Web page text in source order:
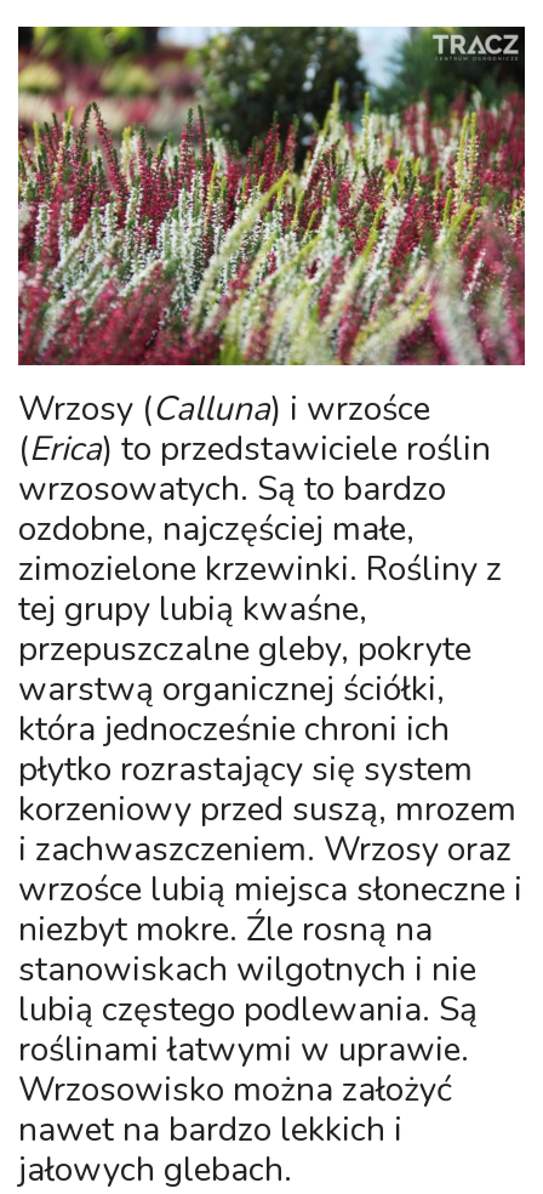
Wrzosy (Calluna) i wrzośce
(Erica) to przedstawiciele roślin
wrzosowatych. Są to bardzo
ozdobne, najczęściej małe,
zimozielone krzewinki. Rośliny z
tej grupy lubią kwaśne,
przepuszczalne gleby, pokryte
warstwą organicznej ściółki,
która jednocześnie chroni ich
płytko rozrastający się system
korzeniowy przed suszą, mrozem
i zachwaszczeniem. Wrzosy oraz
wrzośce lubią miejsca słoneczne i
niezbyt mokre. Źle rosną na
stanowiskach wilgotnych i nie
lubią częstego podlewania. Są
roślinami łatwymi w uprawie.
Wrzosowisko można założyć
nawet na bardzo lekkich i
jałowych glebach.